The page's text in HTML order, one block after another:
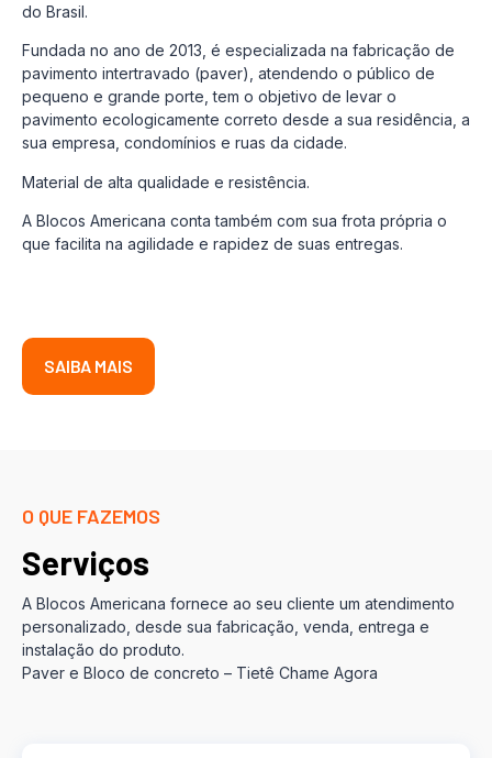
do Brasil.
Fundada no ano de 2013, é especializada na fabricação de
pavimento intertravado (paver), atendendo o público de
pequeno e grande porte, tem o objetivo de levar o
pavimento ecologicamente correto desde a sua residência, a
sua empresa, condomínios e ruas da cidade.
Material de alta qualidade e resistência.
A Blocos Americana conta também com sua frota própria o
que facilita na agilidade e rapidez de suas entregas.
SAIBA MAIS
O QUE FAZEMOS
Serviços
A Blocos Americana fornece ao seu cliente um atendimento
personalizado, desde sua fabricação, venda, entrega e
instalação do produto.
Paver e Bloco de concreto – Tietê Chame Agora